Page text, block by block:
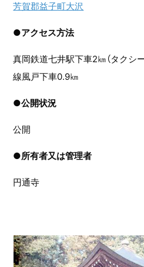
芳賀郡益子町大沢
●アクセス方法
真岡鉄道七井駅下車2㎞（タクシ
線風戸下車0.9㎞
●公開状況
公開
●所有者又は管理者
円通寺